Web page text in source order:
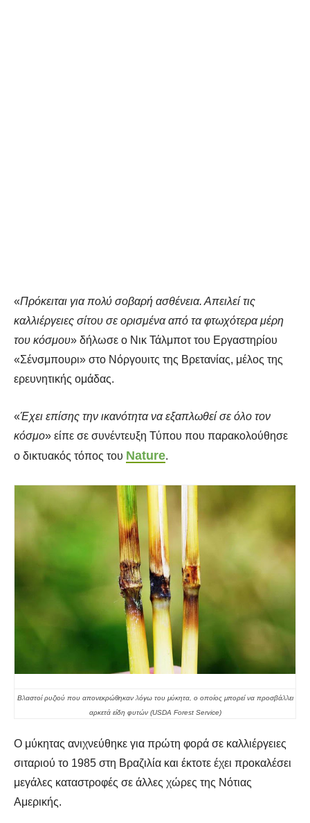
«Πρόκειται για πολύ σοβαρή ασθένεια. Απειλεί τις
καλλιέργειες σίτου σε ορισμένα από τα φτωχότερα μέρη
του κόσμου» δήλωσε ο Νικ Τάλμποτ του Εργαστηρίου
«Σένσμπουρι» στο Νόργουιτς της Βρετανίας, μέλος της
ερευνητικής ομάδας.
«Έχει επίσης την ικανότητα να εξαπλωθεί σε όλο τον
κόσμο» είπε σε συνέντευξη Τύπου που παρακολούθησε
ο δικτυακός τόπος του Nature.
Βλαστοί ρυζιού που απονεκρώθηκαν λόγω του μύκητα, ο οποίος μπορεί να προσβάλλει
αρκετά είδη φυτών (USDA Forest Service)
Ο μύκητας ανιχνεύθηκε για πρώτη φορά σε καλλιέργειες
σιταριού το 1985 στη Βραζιλία και έκτοτε έχει προκαλέσει
μεγάλες καταστροφές σε άλλες χώρες της Νότιας
Αμερικής.